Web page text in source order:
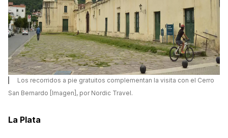
Los recorridos a pie gratuitos complementan la visita con el Cerro
San Bernardo [Imagen], por Nordic Travel.
La Plata